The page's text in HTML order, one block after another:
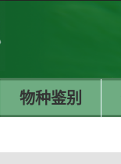
物种鉴别